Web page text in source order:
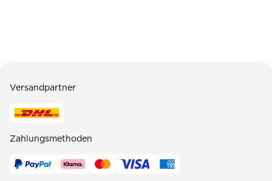
Versandpartner
Zahlungsmethoden